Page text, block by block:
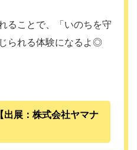
ることで、「いのちを守
られる体験になるよ◎
展：株式会社ヤマナ